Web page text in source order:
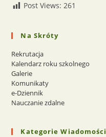
Post Views: 261
Na Skróty
Rekrutacja
Kalendarz roku szkolnego
Galerie
Komunikaty
e-Dziennik
Nauczanie zdalne
Kategorie Wiadomości